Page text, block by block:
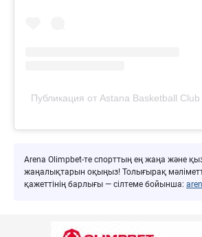
Публикация от Astana Basketball
Arena Olimpbet-те спорттың ең жаңа және
жаңалықтарын оқыңыз! Толығырақ
қажеттінің барлығы — сілтеме бойынша: